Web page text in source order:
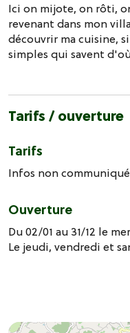
Ici on mijote, on rôti,
revenant dans mon
découvrir ma cuisine,
simples qui savent
Tarifs / ouverture
Tarifs
Infos non
Ouverture
Du 02/01 au 31/12 le
Le jeudi, vendredi et